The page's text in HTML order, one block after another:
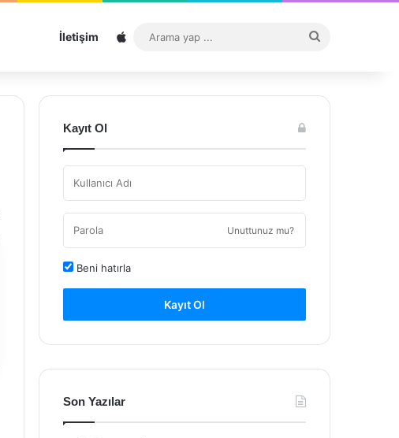
İletişim Sitemap
...
Kayıt Ol
Unuttunuz mu?
Beni hatırla
Kayıt Ol
Son Yazılar